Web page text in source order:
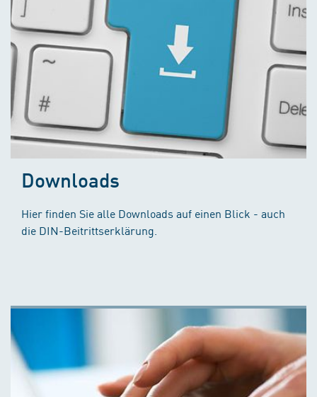
Downloads
Hier finden Sie alle Downloads auf einen Blick - auch
die DIN-Beitrittserklärung.